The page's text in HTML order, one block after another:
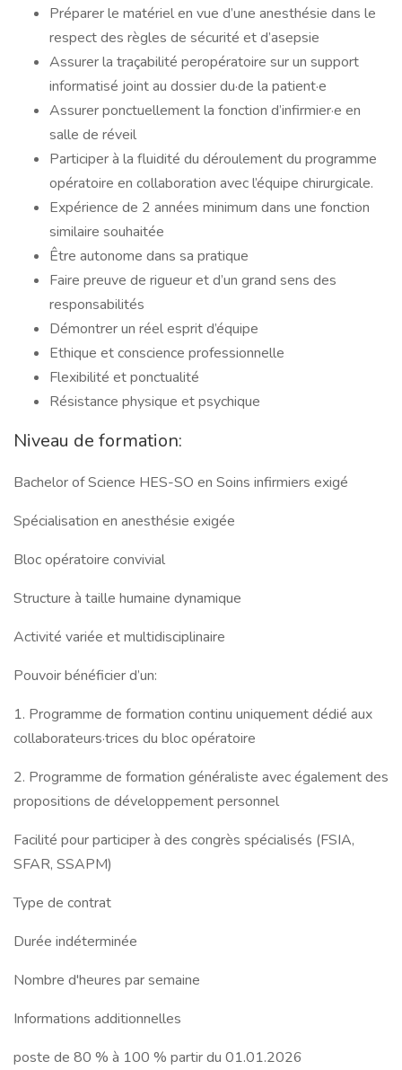
Préparer le matériel en vue d’une anesthésie dans le
respect des règles de sécurité et d’asepsie
Assurer la traçabilité peropératoire sur un support
informatisé joint au dossier du·de la patient·e
Assurer ponctuellement la fonction d’infirmier·e en
salle de réveil
Participer à la fluidité du déroulement du programme
opératoire en collaboration avec l’équipe chirurgicale.
Expérience de 2 années minimum dans une fonction
similaire souhaitée
Être autonome dans sa pratique
Faire preuve de rigueur et d’un grand sens des
responsabilités
Démontrer un réel esprit d’équipe
Ethique et conscience professionnelle
Flexibilité et ponctualité
Résistance physique et psychique
Niveau de formation:
Bachelor of Science HES-SO en Soins infirmiers exigé
Spécialisation en anesthésie exigée
Bloc opératoire convivial
Structure à taille humaine dynamique
Activité variée et multidisciplinaire
Pouvoir bénéficier d’un:
1. Programme de formation continu uniquement dédié aux
collaborateurs·trices du bloc opératoire
2. Programme de formation généraliste avec également des
propositions de développement personnel
Facilité pour participer à des congrès spécialisés (FSIA,
SFAR, SSAPM)
Type de contrat
Durée indéterminée
Nombre d'heures par semaine
Informations additionnelles
poste de 80 % à 100 % partir du 01.01.2026